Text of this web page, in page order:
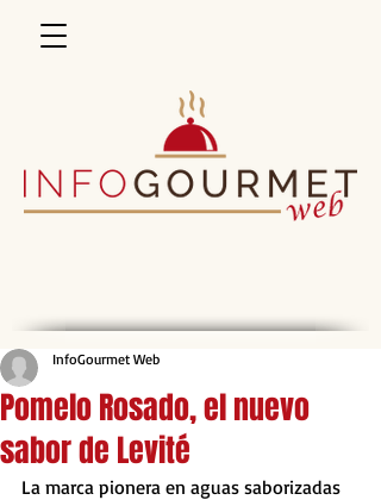
Pomelo Rosado, el nuevo
sabor de Levité
InfoGourmet Web
La marca pionera en aguas saborizadas